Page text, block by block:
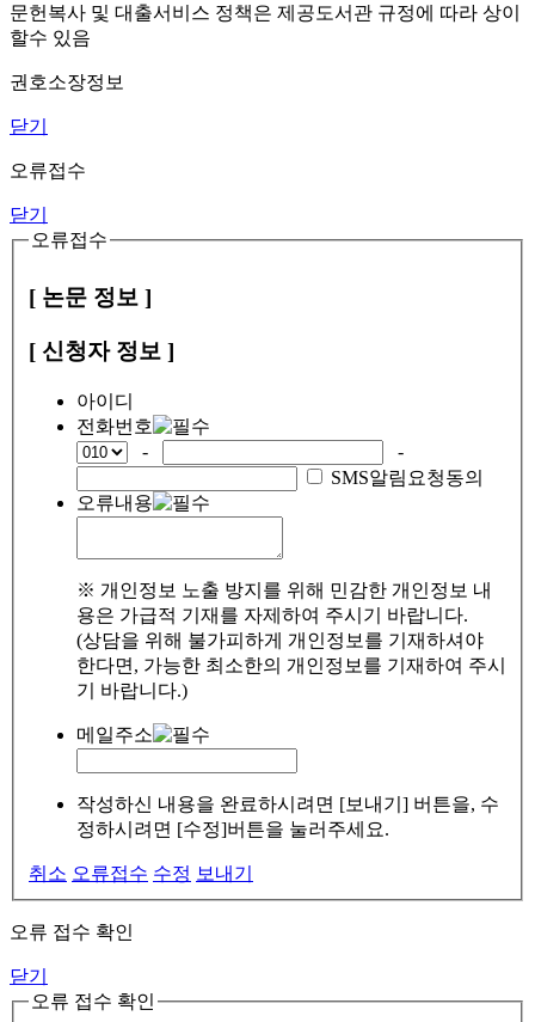
문헌복사 및 대출서비스 정책은 제공도서관 규정에 따라 상이
할수 있음
권호소장정보
닫기
오류접수
닫기
오류접수
[ 논문 정보 ]
[ 신청자 정보 ]
아이디
전화번호
-
-
SMS알림요청동의
오류내용
※ 개인정보 노출 방지를 위해 민감한 개인정보 내
용은 가급적 기재를 자제하여 주시기 바랍니다.
(상담을 위해 불가피하게 개인정보를 기재하셔야
한다면, 가능한 최소한의 개인정보를 기재하여 주시
기 바랍니다.)
메일주소
작성하신 내용을 완료하시려면 [보내기] 버튼을, 수
정하시려면 [수정]버튼을 눌러주세요.
취소 오류접수 수정 보내기
오류 접수 확인
닫기
오류 접수 확인